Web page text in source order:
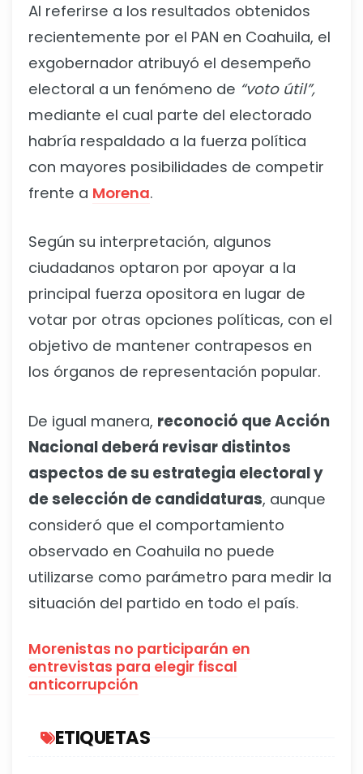
Al referirse a los resultados obtenidos
recientemente por el PAN en Coahuila, el
exgobernador atribuyó el desempeño
electoral a un fenómeno de “voto útil”,
mediante el cual parte del electorado
habría respaldado a la fuerza política
con mayores posibilidades de competir
frente a Morena.
Según su interpretación, algunos
ciudadanos optaron por apoyar a la
principal fuerza opositora en lugar de
votar por otras opciones políticas, con el
objetivo de mantener contrapesos en
los órganos de representación popular.
De igual manera, reconoció que Acción
Nacional deberá revisar distintos
aspectos de su estrategia electoral y
de selección de candidaturas, aunque
consideró que el comportamiento
observado en Coahuila no puede
utilizarse como parámetro para medir la
situación del partido en todo el país.
Morenistas no participarán en
entrevistas para elegir fiscal
anticorrupción
ETIQUETAS